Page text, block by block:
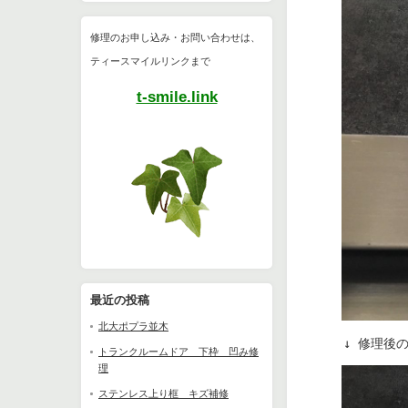
修理のお申し込み・お問い合わせは、
ティースマイルリンクまで
t-smile.link
最近の投稿
北大ポプラ並木
トランクルームドア 下枠 凹み修
理
ステンレス上り框 キズ補修
↓ 修理後の